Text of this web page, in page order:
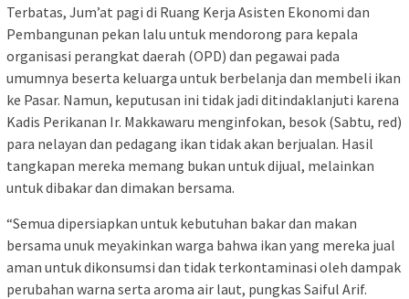
Terbatas, Jum’at pagi di Ruang Kerja Asisten Ekonomi dan
Pembangunan pekan lalu untuk mendorong para kepala
organisasi perangkat daerah (OPD) dan pegawai pada
umumnya beserta keluarga untuk berbelanja dan membeli ikan
ke Pasar. Namun, keputusan ini tidak jadi ditindaklanjuti karena
Kadis Perikanan Ir. Makkawaru menginfokan, besok (Sabtu, red)
para nelayan dan pedagang ikan tidak akan berjualan. Hasil
tangkapan mereka memang bukan untuk dijual, melainkan
untuk dibakar dan dimakan bersama.
“Semua dipersiapkan untuk kebutuhan bakar dan makan
bersama unuk meyakinkan warga bahwa ikan yang mereka jual
aman untuk dikonsumsi dan tidak terkontaminasi oleh dampak
perubahan warna serta aroma air laut, pungkas Saiful Arif.